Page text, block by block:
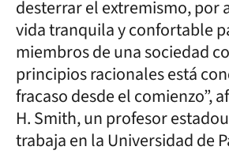
desterrar el extremismo, por
vida tranquila y confortable
miembros de una sociedad
principios racionales está
fracaso desde el comienzo”,
H. Smith, un profesor
trabaja en la Universidad de